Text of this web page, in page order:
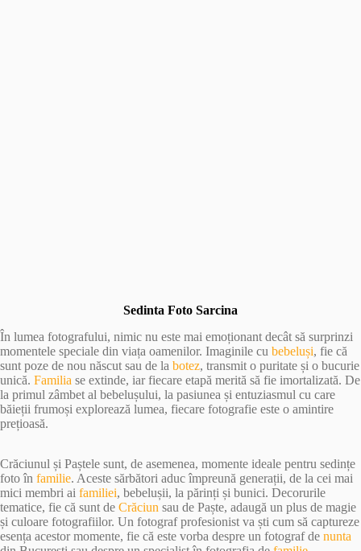
Sedinta Foto Sarcina
În lumea fotografului, nimic nu este mai emoționant decât să surprinzi
momentele speciale din viața oamenilor. Imaginile cu bebeluși, fie că
sunt poze de nou născut sau de la botez, transmit o puritate și o bucurie
unică. Familia se extinde, iar fiecare etapă merită să fie imortalizată. De
la primul zâmbet al bebelușului, la pasiunea și entuziasmul cu care
băieții frumoși explorează lumea, fiecare fotografie este o amintire
prețioasă.
Crăciunul și Paștele sunt, de asemenea, momente ideale pentru sedințe
foto în familie. Aceste sărbători aduc împreună generații, de la cei mai
mici membri ai familiei, bebelușii, la părinți și bunici. Decorurile
tematice, fie că sunt de Crăciun sau de Paște, adaugă un plus de magie
și culoare fotografiilor. Un fotograf profesionist va ști cum să captureze
esența acestor momente, fie că este vorba despre un fotograf de nunta